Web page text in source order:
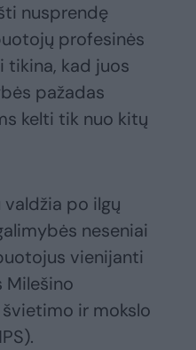
nusprendę
profesinės
tikina, kad juos
pažadas
kelti tik nuo kitų
po ilgų
neseniai
vienijanti
Milešino
ir mokslo